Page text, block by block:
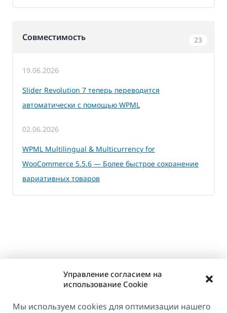
Управление согласием на
использование Cookie
Мы используем cookies для оптимизации нашего
Совместимость 23
19.06.2026
Slider Revolution 7 теперь переводится
автоматически с помощью WPML
02.06.2026
WPML Multilingual & Multicurrency for
WooCommerce 5.5.6 — Более быстрое сохранение
вариативных товаров